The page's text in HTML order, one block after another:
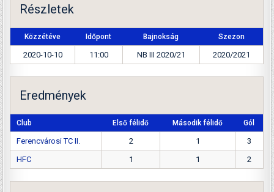
Részletek
Közzétéve Időpont Bajnokság Szezon
2020-10-10 11:00 NB III 2020/21 2020/2021
Eredmények
Club Első félidő Második félidő Gól
Ferencvárosi TC II. 2 1
3
HFC
1 1 2